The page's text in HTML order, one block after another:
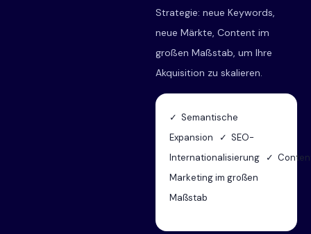
Strategie: neue Keywords,
neue Märkte, Content im
großen Maßstab, um Ihre
Akquisition zu skalieren.
✓ Semantische
Expansion ✓ SEO-
Internationalisierung ✓
Marketing im großen
Maßstab